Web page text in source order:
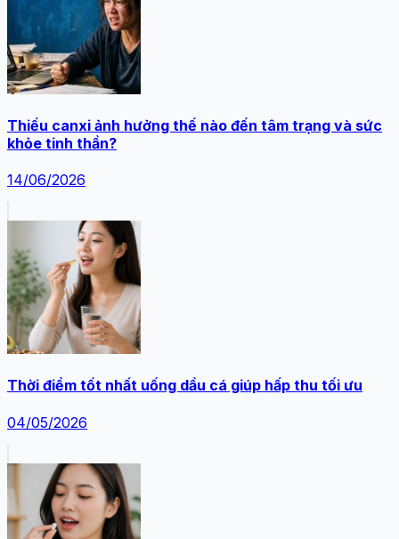
Thiếu canxi ảnh hưởng thế nào đến tâm trạng và sức
khỏe tinh thần?
14/06/2026
Thời điểm tốt nhất uống dầu cá giúp hấp thu tối ưu
04/05/2026